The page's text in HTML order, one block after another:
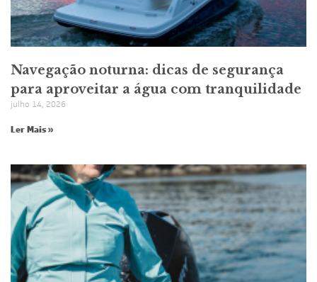
Navegação noturna: dicas de segurança
para aproveitar a água com tranquilidade
julho 14, 2026
Ler Mais »